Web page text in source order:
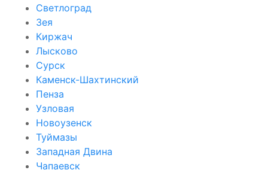
Светлоград
Зея
Киржач
Лысково
Сурск
Каменск-Шахтинский
Пенза
Узловая
Новоузенск
Туймазы
Западная Двина
Чапаевск